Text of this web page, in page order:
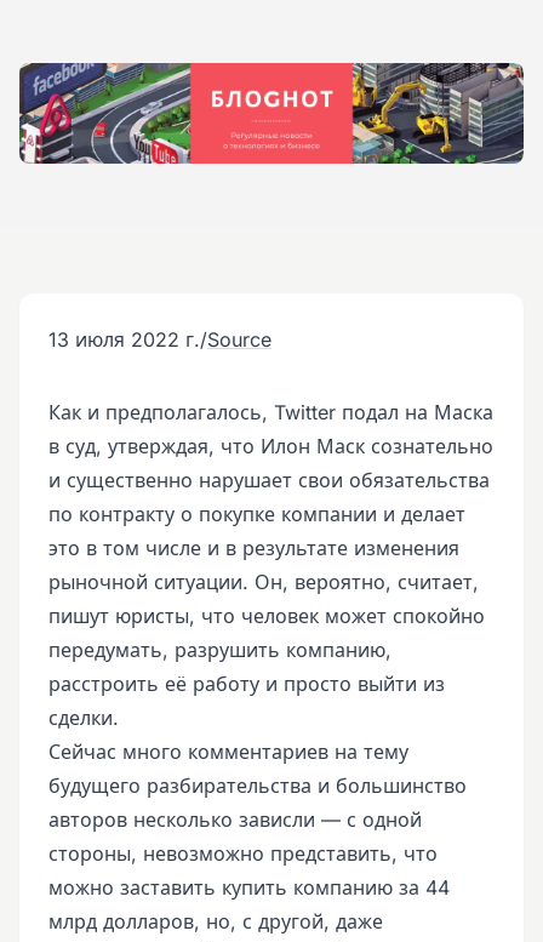
13 июля 2022 г./Source
Как и предполагалось, Twitter подал на Маска
в суд, утверждая, что Илон Маск сознательно
и существенно нарушает свои обязательства
по контракту о покупке компании и делает
это в том числе и в результате изменения
рыночной ситуации. Он, вероятно, считает,
пишут юристы, что человек может спокойно
передумать, разрушить компанию,
расстроить её работу и просто выйти из
сделки.
Сейчас много комментариев на тему
будущего разбирательства и большинство
авторов несколько зависли — с одной
стороны, невозможно представить, что
можно заставить купить компанию за 44
млрд долларов, но, с другой, даже